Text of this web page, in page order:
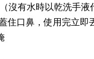
沒有水時以乾洗手液
住口鼻，使用完立